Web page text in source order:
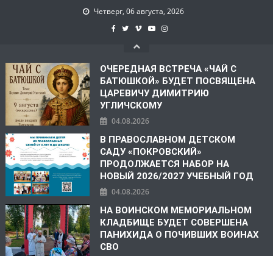
Четверг, 06 августа, 2026
ОЧЕРЕДНАЯ ВСТРЕЧА «ЧАЙ С
БАТЮШКОЙ» БУДЕТ ПОСВЯЩЕНА
ЦАРЕВИЧУ ДИМИТРИЮ
УГЛИЧСКОМУ
04.08.2026
В ПРАВОСЛАВНОМ ДЕТСКОМ
САДУ «ПОКРОВСКИЙ»
ПРОДОЛЖАЕТСЯ НАБОР НА
НОВЫЙ 2026/2027 УЧЕБНЫЙ ГОД
04.08.2026
НА ВОИНСКОМ МЕМОРИАЛЬНОМ
КЛАДБИЩЕ БУДЕТ СОВЕРШЕНА
ПАНИХИДА О ПОЧИВШИХ ВОИНАХ
СВО